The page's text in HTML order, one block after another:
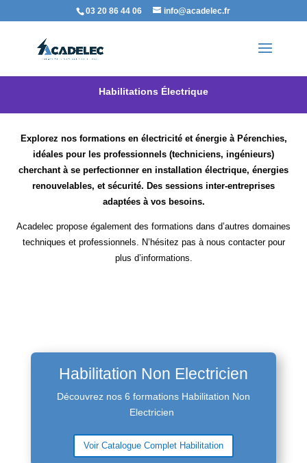
03 20 86 44 06 info@acadelec.fr
Habilitations Électrique
Explorez nos formations en électricité et énergie à Pérenchies,
idéales pour les professionnels (techniciens, ingénieurs)
cherchant à se perfectionner en installation électrique, énergies
renouvelables, et sécurité. Des sessions inter-entreprises
adaptées à vos besoins.
Acadelec propose également des formations dans d’autres domaines
techniques et professionnels. N’hésitez pas à nous contacter pour
plus d’informations.
Habilitation Non Electricien
Découvrez nos 6 formations Habilitation Non
Electricien
Voir Catalogue Complet Habilitation